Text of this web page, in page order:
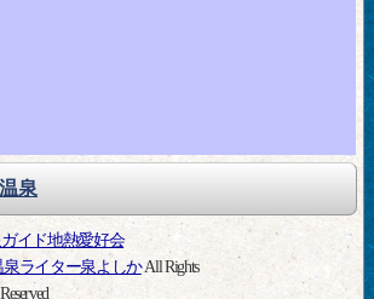
泉